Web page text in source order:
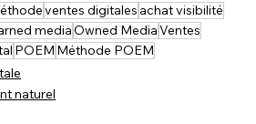
ventes digitales achat visibilité
mediaOwned MediaVentes
POEM Méthode POEM
naturel